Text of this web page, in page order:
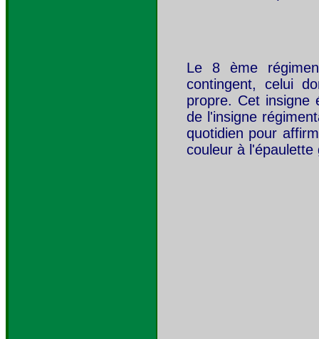
Le 8 ème
contingent, celui
propre. Cet insigne
de l'insigne
quotidien pour
couleur à l'épaulette